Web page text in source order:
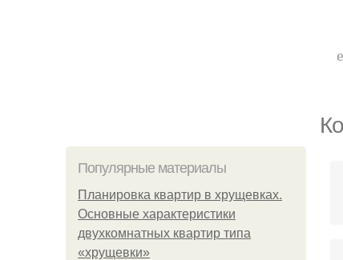
Популярные материалы
Планировка квартир в хрущевках.
Основные характеристики
двухкомнатных квартир типа
«хрущевки»